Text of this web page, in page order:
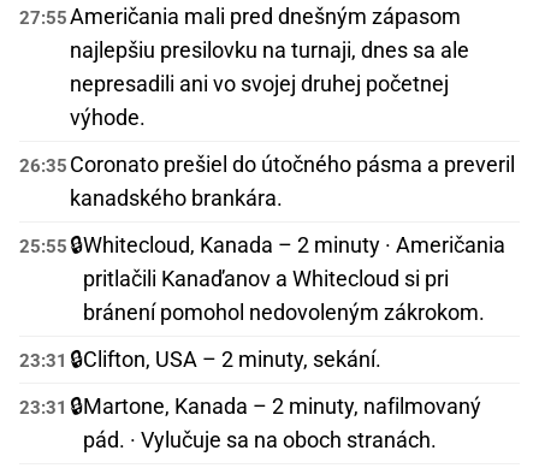
27:55Američania mali pred dnešným zápasom
najlepšiu presilovku na turnaji, dnes sa ale
nepresadili ani vo svojej druhej početnej
výhode.
26:35 Coronato prešiel do útočného pásma a preveril
kanadského brankára.
25:55 🔒Whitecloud, Kanada – 2 minuty · Američania
pritlačili Kanaďanov a Whitecloud si pri
bránení pomohol nedovoleným zákrokom.
23:31 🔒Clifton, USA – 2 minuty, sekání.
23:31 🔒Martone, Kanada – 2 minuty, nafilmovaný
pád. · Vylučuje sa na oboch stranách.